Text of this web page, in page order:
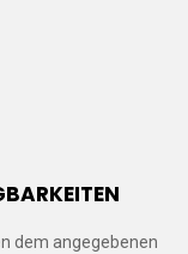
dem angegebenen